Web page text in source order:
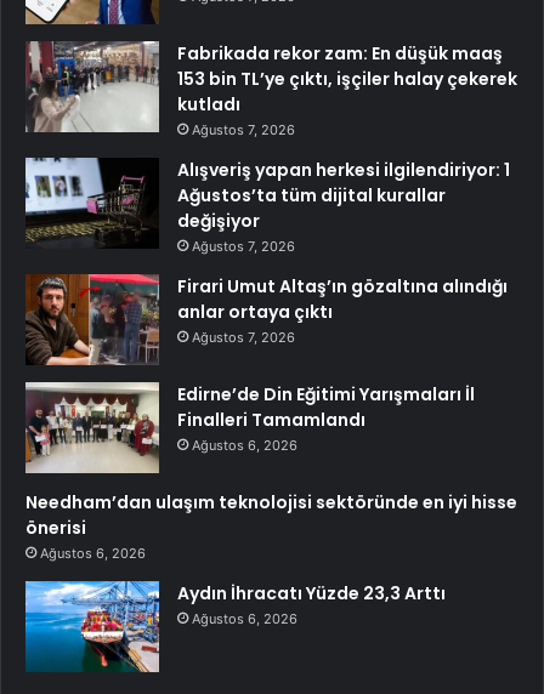
Fabrikada rekor zam: En düşük maaş
153 bin TL’ye çıktı, işçiler halay çekerek
kutladı
Ağustos 7, 2026
Alışveriş yapan herkesi ilgilendiriyor: 1
Ağustos’ta tüm dijital kurallar
değişiyor
Ağustos 7, 2026
Firari Umut Altaş’ın gözaltına alındığı
anlar ortaya çıktı
Ağustos 7, 2026
Edirne’de Din Eğitimi Yarışmaları İl
Finalleri Tamamlandı
Ağustos 6, 2026
Needham’dan ulaşım teknolojisi sektöründe en iyi hisse
önerisi
Ağustos 6, 2026
Aydın İhracatı Yüzde 23,3 Arttı
Ağustos 6, 2026